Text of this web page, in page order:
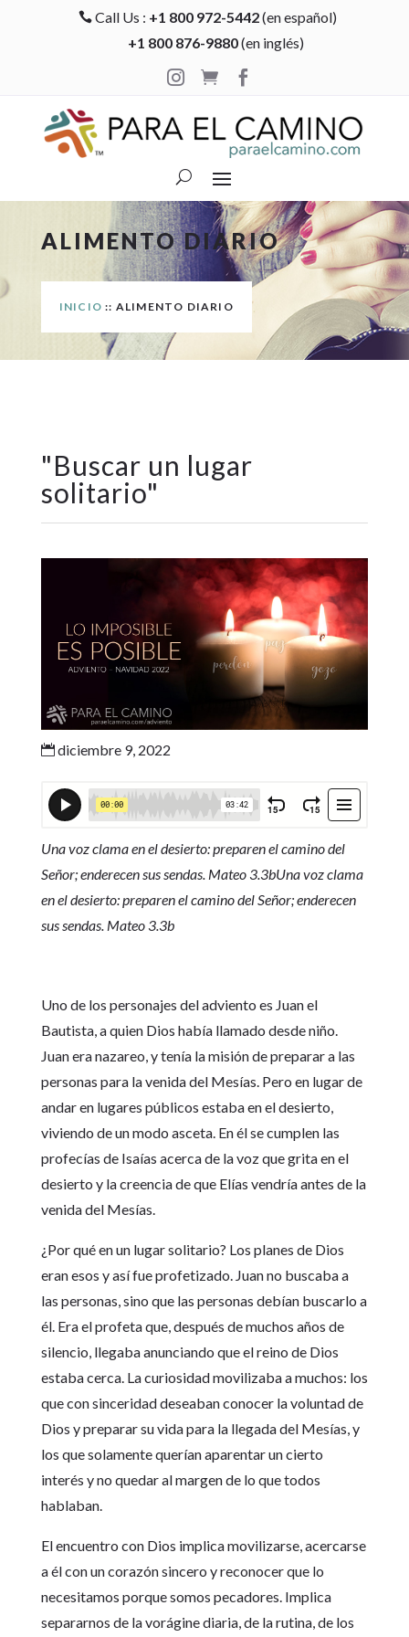
 Call Us : +1 800 972-5442(en español)
+1 800 876-9880(en inglés)

 
ALIMENTO DIARIO
INICIO :: ALIMENTO DIARIO
"Buscar un lugar
solitario"
diciembre 9, 2022
Una voz clama en el desierto: preparen el camino del
Señor; enderecen sus sendas. Mateo 3.3bUna voz clama
en el desierto: preparen el camino del Señor; enderecen
sus sendas. Mateo 3.3b
Uno de los personajes del adviento es Juan el
Bautista, a quien Dios había llamado desde niño.
Juan era nazareo, y tenía la misión de preparar a las
personas para la venida del Mesías. Pero en lugar de
andar en lugares públicos estaba en el desierto,
viviendo de un modo asceta. En él se cumplen las
profecías de Isaías acerca de la voz que grita en el
desierto y la creencia de que Elías vendría antes de la
venida del Mesías.
¿Por qué en un lugar solitario? Los planes de Dios
eran esos y así fue profetizado. Juan no buscaba a
las personas, sino que las personas debían buscarlo a
él. Era el profeta que, después de muchos años de
silencio, llegaba anunciando que el reino de Dios
estaba cerca. La curiosidad movilizaba a muchos: los
que con sinceridad deseaban conocer la voluntad de
Dios y preparar su vida para la llegada del Mesías, y
los que solamente querían aparentar un cierto
interés y no quedar al margen de lo que todos
hablaban.
El encuentro con Dios implica movilizarse, acercarse
a él con un corazón sincero y reconocer que lo
necesitamos porque somos pecadores. Implica
separarnos de la vorágine diaria, de la rutina, de los